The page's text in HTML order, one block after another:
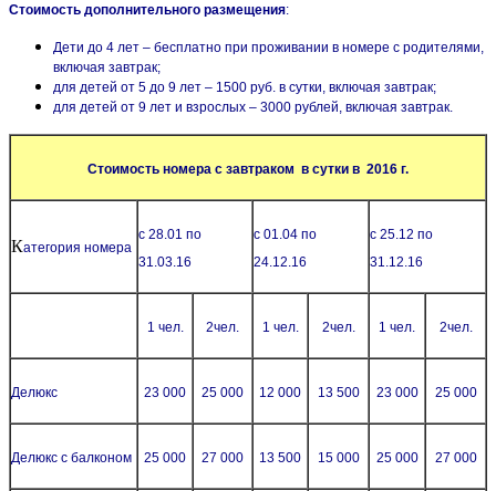
Стоимость дополнительного размещения:
Дети до 4 лет – бесплатно при проживании в номере с родителями,
включая завтрак;
для детей от 5 до 9 лет – 1500 руб. в сутки, включая завтрак;
для детей от 9 лет и взрослых – 3000 рублей, включая завтрак.
Стоимость номера с завтраком в сутки в 2016 г.
Категория номера
с 28.01 по
31.03.16
с 01.04 по
24.12.16
с 25.12 по
31.12.16
1 чел. 2чел. 1 чел. 2чел. 1 чел. 2чел.
Делюкс 23 000 25 000 12 000 13 500 23 000 25 000
Делюкс c балконом 25 000 27 000 13 500 15 000 25 000 27 000